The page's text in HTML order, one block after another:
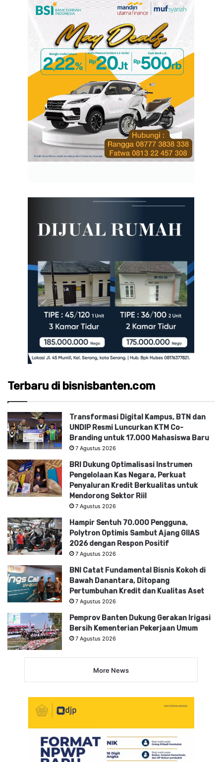
Terbaru di bisnisbanten.com
Transformasi Digital Kampus, BTN dan
UNDIP Resmi Luncurkan KTM Co-
Branding untuk 17.000 Mahasiswa Baru
7 Agustus 2026
BRI Dukung Optimalisasi Instrumen
Pengelolaan Kas Negara, Perkuat
Penyaluran Kredit Berkualitas untuk
Mendorong Sektor Riil
7 Agustus 2026
Hampir Sentuh 70.000 Pengguna,
Polytron Optimis Sambut Ajang GIIAS
2026 dengan Respon Positif
7 Agustus 2026
BNI Catat Fundamental Bisnis Kokoh di
Bawah Danantara, Ditopang
Pertumbuhan Kredit dan Kualitas Aset
7 Agustus 2026
Pemprov Banten Dukung Gerakan Irigasi
Bersih Kementerian Pekerjaan Umum
7 Agustus 2026
More News